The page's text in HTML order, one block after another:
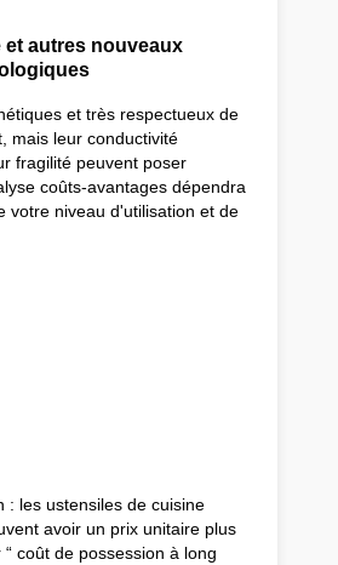
et autres nouveaux
et très respectueux de
mais leur conductivité
fragilité peuvent poser
coûts-avantages dépendra
votre niveau d'utilisation et de
: les ustensiles de cuisine
avoir un prix unitaire plus
coût de possession à long